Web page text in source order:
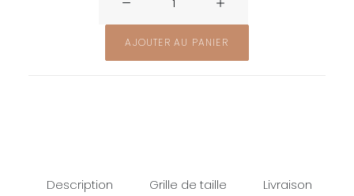
AJOUTER AU PANIER
Description Grille de taille Livraison